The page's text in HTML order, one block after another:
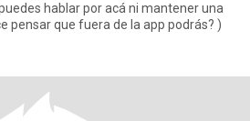
hablar por acá ni mantener una
pensar que fuera de la app podrás? )